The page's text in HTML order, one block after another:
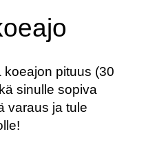
koeajon pituus (30
sinulle sopiva
varaus ja tule